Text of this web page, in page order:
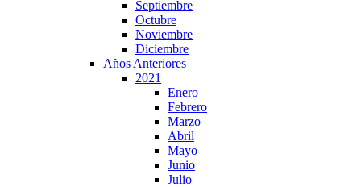
Septiembre
Octubre
Noviembre
Diciembre
Años Anteriores
2021
Enero
Febrero
Marzo
Abril
Mayo
Junio
Julio